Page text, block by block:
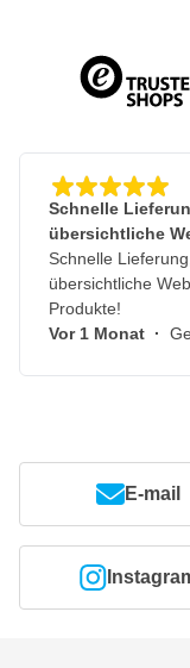
Schnelle
übersichtliche
Schnelle
übersichtliche
Produkte!
Vor 1 Monat ·
E-mail